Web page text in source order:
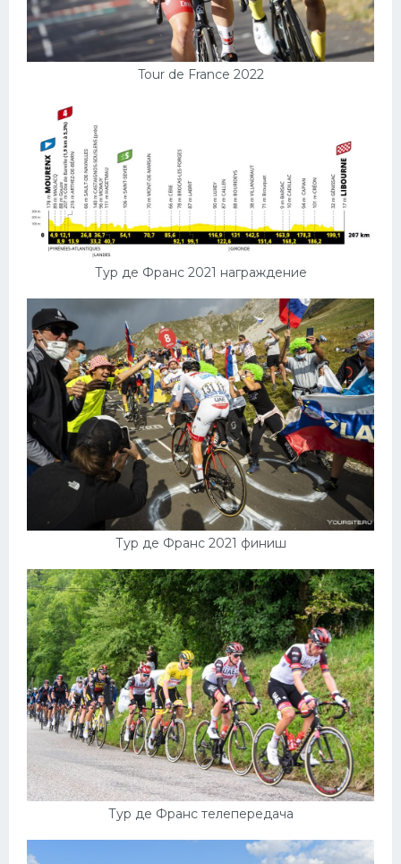
Tour de France 2022
Тур де Франс 2021 награждение
Тур де Франс 2021 финиш
Тур де Франс телепередача